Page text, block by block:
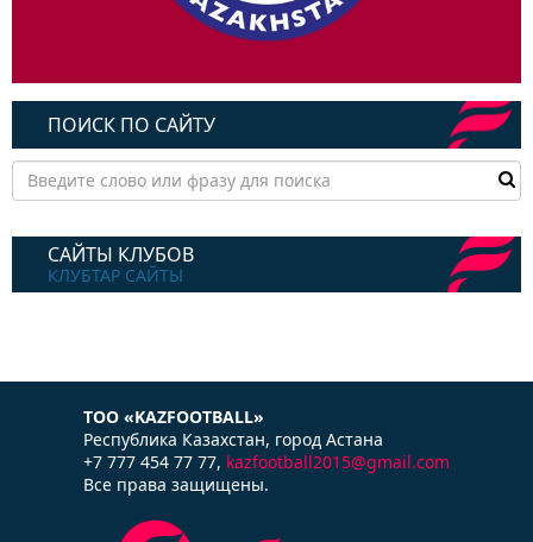
ПОИСК ПО САЙТУ
САЙТЫ КЛУБОВ
КЛУБТАР САЙТЫ
ТОО «KAZFOOTBALL»
Республика Казаxстан, город Астана
+7 777 454 77 77, kazfootball2015@gmail.com
Все права защищены.